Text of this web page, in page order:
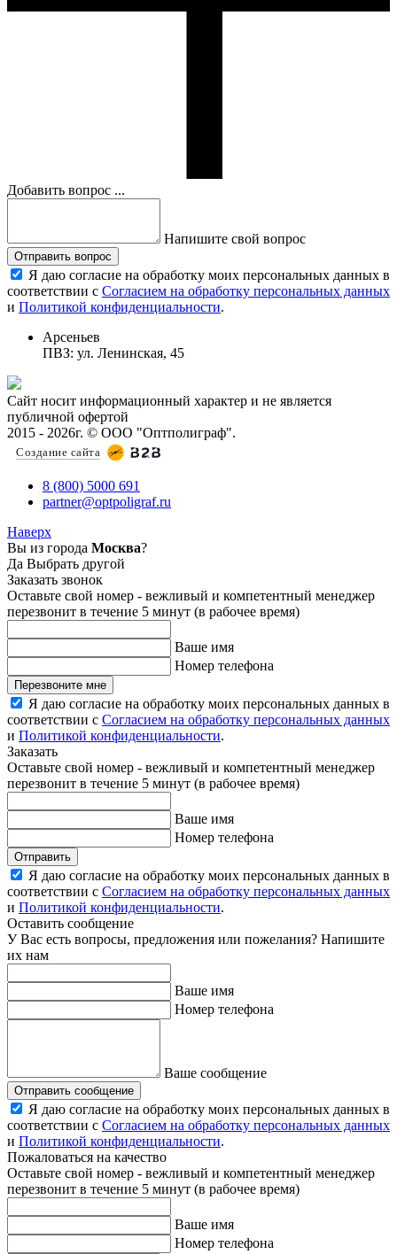
Добавить вопрос ...
Напишите свой вопрос
Отправить вопрос
Я даю согласие на обработку моих персональных данных в
соответствии с Согласием на обработку персональных данных
и Политикой конфиденциальности.
Арсеньев
ПВЗ: ул. Ленинская, 45
Сайт носит информационный характер и не является
публичной офертой
2015 - 2026г. © ООО "Оптполиграф".
Создание сайта
8 (800) 5000 691
partner@optpoligraf.ru
Наверх
Вы из города Москва?
Да Выбрать другой
Заказать звонок
Оставьте свой номер - вежливый и компетентный менеджер
перезвонит в течение 5 минут (в рабочее время)
Ваше имя
Номер телефона
Перезвоните мне
Я даю согласие на обработку моих персональных данных в
соответствии с Согласием на обработку персональных данных
и Политикой конфиденциальности.
Заказать
Оставьте свой номер - вежливый и компетентный менеджер
перезвонит в течение 5 минут (в рабочее время)
Ваше имя
Номер телефона
Отправить
Я даю согласие на обработку моих персональных данных в
соответствии с Согласием на обработку персональных данных
и Политикой конфиденциальности.
Оставить сообщение
У Вас есть вопросы, предложения или пожелания? Напишите
их нам
Ваше имя
Номер телефона
Ваше сообщение
Отправить сообщение
Я даю согласие на обработку моих персональных данных в
соответствии с Согласием на обработку персональных данных
и Политикой конфиденциальности.
Пожаловаться на качество
Оставьте свой номер - вежливый и компетентный менеджер
перезвонит в течение 5 минут (в рабочее время)
Ваше имя
Номер телефона